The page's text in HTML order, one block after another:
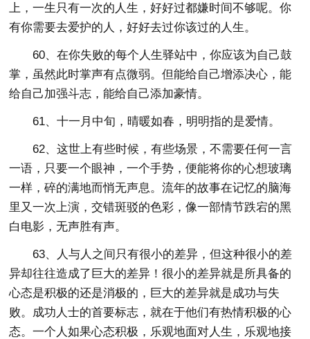
上，一生只有一次的人生，好好过都嫌时间不够呢。你
有你需要去爱护的人，好好去过你该过的人生。
60、在你失败的每个人生驿站中，你应该为自己鼓
掌，虽然此时掌声有点微弱。但能给自己增添决心，能
给自己加强斗志，能给自己添加豪情。
61、十一月中旬，晴暖如春，明明指的是爱情。
62、这世上有些时候，有些场景，不需要任何一言
一语，只要一个眼神，一个手势，便能将你的心想玻璃
一样，碎的满地而悄无声息。流年的故事在记忆的脑海
里又一次上演，交错斑驳的色彩，像一部情节跌宕的黑
白电影，无声胜有声。
63、人与人之间只有很小的差异，但这种很小的差
异却往往造成了巨大的差异！很小的差异就是所具备的
心态是积极的还是消极的，巨大的差异就是成功与失
败。成功人士的首要标志，就在于他们有热情积极的心
态。一个人如果心态积极，乐观地面对人生，乐观地接